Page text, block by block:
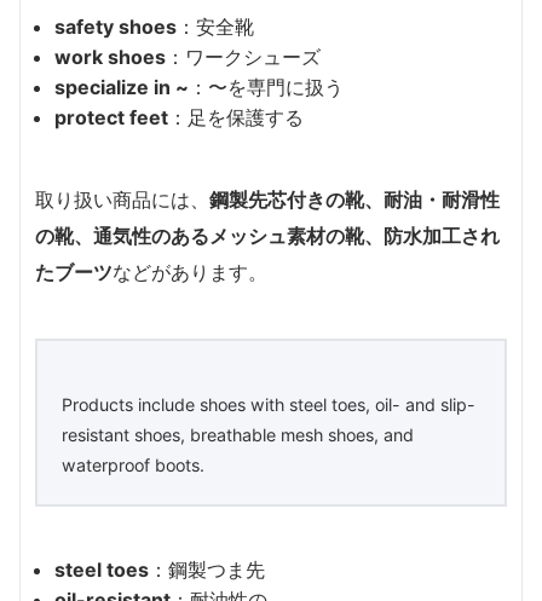
safety shoes ：安全靴
work shoes ：ワークシューズ
specialize in ~ ：〜を専門に扱う
protect feet ：足を保護する
取り扱い商品には、 鋼製先芯付きの靴、耐油・耐滑性
の靴、通気性のあるメッシュ素材の靴、防水加工され
たブーツなどがあります。
Products include shoes with steel toes, oil- and slip-
resistant shoes, breathable mesh shoes, and
waterproof boots.
steel toes ：鋼製つま先